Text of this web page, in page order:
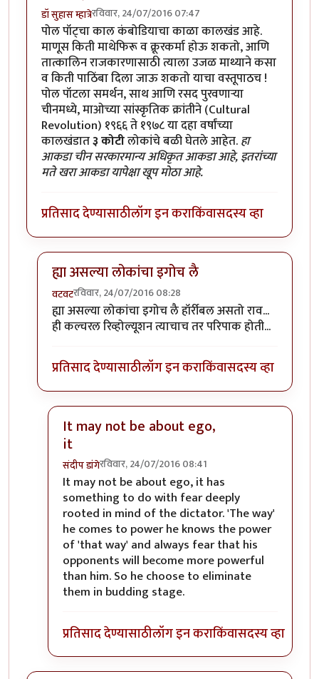
डॉ सुहास म्हात्रेरविवार, 24/07/2016 07:47
पोल पॉट्चा काल कंबोडियाचा काळा कालखंड आहे.
माणूस किती माथेफिरू व क्रूरकर्मा होऊ शकतो, आणि
तात्कालिन राजकारणासाठी त्याला उजळ माथ्याने कसा
व किती पाठिंबा दिला जाऊ शकतो याचा वस्तूपाठच !
पोल पॉटला समर्थन, साथ आणि रसद पुरवणार्‍या
चीनमध्ये, माओच्या सांस्कृतिक क्रांतीने (Cultural
Revolution) १९६६ ते १९७८ या दहा वर्षांच्या
कालखंडात३ कोटीलोकांचे बळी घेतले आहेत.हा
आकडा चीन सरकारमान्य अधिकृत आकडा आहे, इतरांच्या
मते खरा आकडा यापेक्षा खूप मोठा आहे.
प्रतिसाद देण्यासाठीलॉग इन कराकिंवासदस्य व्हा
ह्या असल्या लोकांचा इगोच लै
वटवटरविवार, 24/07/2016 08:28
In reply toपोल पॉट्चा काल कंबोडियाचाbyडॉ सुहास म्हात्रे
ह्या असल्या लोकांचा इगोच लै हॉर्रीबल असतो राव...
ही कल्चरल रिव्होल्यूशन त्याचाच तर परिपाक होती...
प्रतिसाद देण्यासाठीलॉग इन कराकिंवासदस्य व्हा
It may not be about ego,
it
संदीप डांगेरविवार, 24/07/2016 08:41
In reply toह्या असल्या लोकांचा इगोच लै
It may not be about ego, it has
something to do with fear deeply
rooted in mind of the dictator. 'The way'
he comes to power he knows the power
of 'that way' and always fear that his
opponents will become more powerful
than him. So he choose to eliminate
them in budding stage.
प्रतिसाद देण्यासाठीलॉग इन कराकिंवासदस्य व्हा